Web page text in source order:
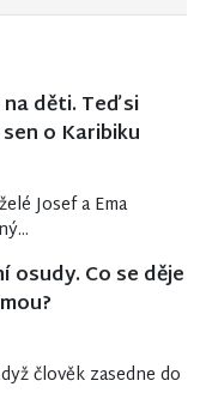
děti. Teď si
o Karibiku
Josef a Ema
osudy. Co se děje
člověk zasedne do